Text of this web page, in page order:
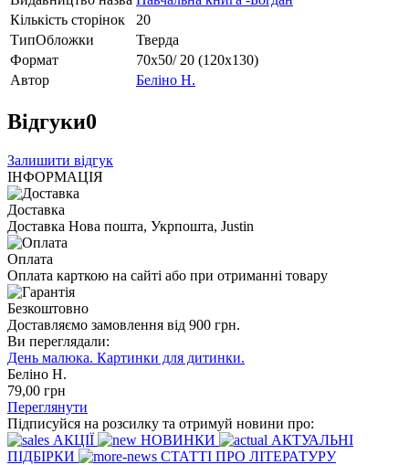
Кількість сторінок
20
ТипОбложки
Тверда
Формат
70х50/ 20 (120х130)
Автор
Беліно Н.
Відгуки0
Залишити відгук
ІНФОРМАЦІЯ
Доставка
Доставка Нова пошта, Укрпошта, Justin
Оплата
Оплата карткою на сайті або при отриманні товару
Безкоштовно
Доставляємо замовлення від 900 грн.
Ви переглядали:
День малюка. Картинки для дитинки.
Беліно Н.
79,00 грн
Переглянути
Підписуйся на розсилку та отримуй новини про:
АКЦІЇ
НОВИНКИ
АКТУАЛЬНІ
ПІДБІРКИ
СТАТТІ ПРО ЛІТЕРАТУРУ